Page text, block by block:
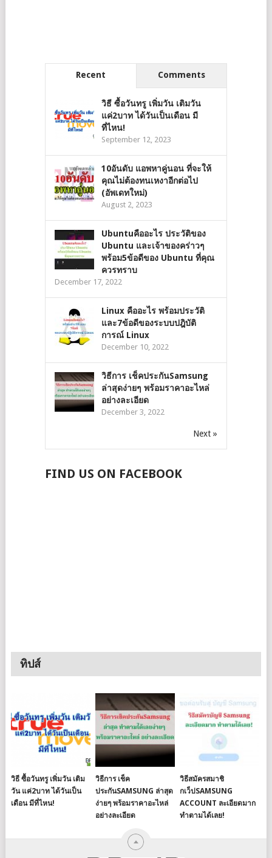
Recent Comments
วิธี ซื้อวันทรู เพิ่มวัน เติมวัน
แค่2บาท ได้วันเป็นเดือน มี
ที่ไหน!
September 12, 2023
10อันดับ แอพหาคู่นอน ที่จะให้
คุณไม่ต้องทนเหงาอีกต่อไป
(อัพเดทใหม่)
August 2, 2023
Ubuntuคืออะไร ประวัติของ
Ubuntu และเจ้าของคร่าวๆ
พร้อม5ข้อดีของ Ubuntu ที่คุณ
ควรทราบ
December 17, 2022
Linux คืออะไร พร้อมประวัติ
และ7ข้อดีของระบบปฎิบัติ
การณ์ Linux
December 10, 2022
วิธีการ เช็คประกันSamsung
ล่าสุดง่ายๆ พร้อมราคาอะไหล่
อย่างละเอียด
December 3, 2022
Next »
FIND US ON FACEBOOK
ทิปส์
วิธี ซื้อวันทรู เพิ่มวัน เติม
วัน แค่2บาท ได้วันเป็น
เดือน มีที่ไหน!
วิธีการ เช็ค
ประกันSAMSUNG ล่าสุด
ง่ายๆ พร้อมราคาอะไหล่
อย่างละเอียด
วิธีสมัครสมาชิ
กเว็ปSAMSUNG
ACCOUNT ละเอียดมาก
ทำตามได้เลย!